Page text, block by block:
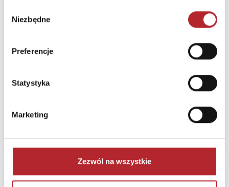
zgody
Niezbędne
Preferencje
Statystyka
Marketing
Zezwól na wszystkie
24H
100,34zł
Playmobil Klub